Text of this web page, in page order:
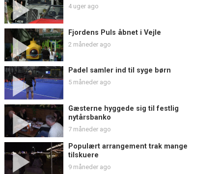
4 uger ago
Fjordens Puls åbnet i Vejle
2 måneder ago
Padel samler ind til syge børn
5 måneder ago
Gæsterne hyggede sig til festlig
nytårsbanko
7 måneder ago
Populært arrangement trak mange
tilskuere
9 måneder ago